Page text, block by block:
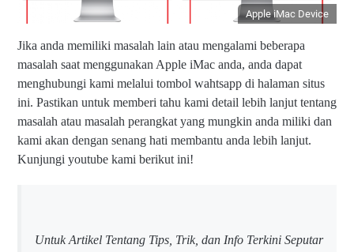
Apple iMac Device
Jika anda memiliki masalah lain atau mengalami beberapa
masalah saat menggunakan Apple iMac anda, anda dapat
menghubungi kami melalui tombol wahtsapp di halaman situs
ini. Pastikan untuk memberi tahu kami detail lebih lanjut tentang
masalah atau masalah perangkat yang mungkin anda miliki dan
kami akan dengan senang hati membantu anda lebih lanjut.
Kunjungi youtube kami berikut ini!
Untuk Artikel Tentang Tips, Trik, dan Info Terkini Seputar